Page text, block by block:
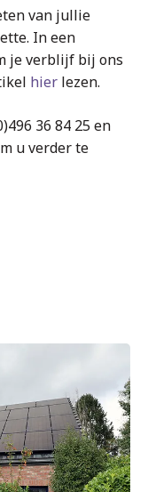
van jullie
In een
je verblijf bij ons
hier lezen.
36 84 25 en
u verder te